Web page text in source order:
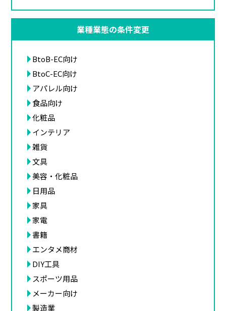
業種業態の条件変更
BtoB-EC向け
BtoC-EC向け
アパレル向け
食品向け
化粧品
インテリア
雑貨
文具
美容・化粧品
日用品
家具
家電
書籍
エンタメ商材
DIY工具
スポーツ用品
メーカー向け
製造業